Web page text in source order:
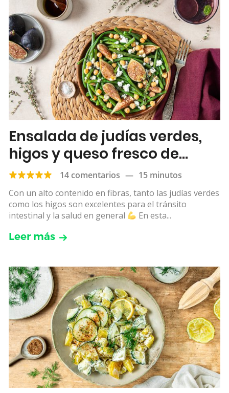
Ensalada de judías verdes,
higos y queso fresco de
cabra
14 comentarios — 15 minutos
Con un alto contenido en fibras, tanto las judías verdes
como los higos son excelentes para el tránsito
intestinal y la salud en general
En esta...
Leer más